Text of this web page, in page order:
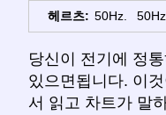
헤르츠: 50Hz. 50Hz.
당신이 전기에 정
있으면됩니다. 이
서 읽고 차트가 말